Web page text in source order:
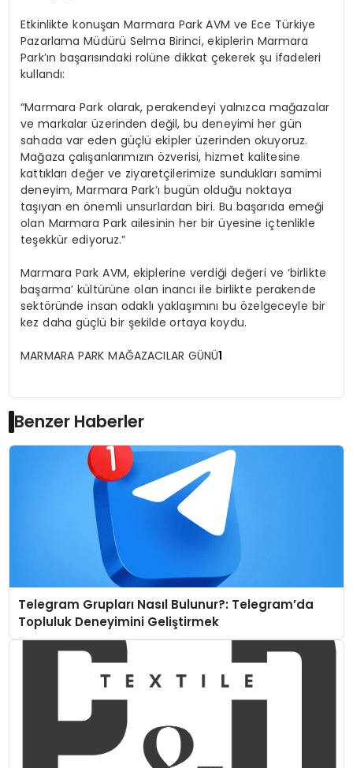
Etkinlikte konuşanMarmara Park AVM ve Ece Türkiye
Pazarlama Müdürü Selma Birinci, ekiplerin Marmara
Park’ın başarısındaki rolüne dikkat çekerek şu ifadeleri
kullandı:
“Marmara Park olarak, perakendeyi yalnızca mağazalar
ve markalar üzerinden değil, bu deneyimi her gün
sahada var eden güçlü ekipler üzerinden okuyoruz.
Mağaza çalışanlarımızın özverisi, hizmet kalitesine
kattıkları değer ve ziyaretçilerimize sundukları samimi
deneyim, Marmara Park’ı bugün olduğu noktaya
taşıyan enönemli unsurlardan biri. Bu başarıda emeği
olan Marmara Park ailesinin her bir üyesine içtenlikle
teşekkür ediyoruz.”
Marmara Park AVM, ekiplerineverdiği değeri ve ‘birlikte
başarma’kültürüne olan inancı ile birlikte perakende
sektöründe insan odaklı yaklaşımını buözelgeceyle bir
kez daha güçlü bir şekilde ortaya koydu.
MARMARA PARK MAĞAZACILAR GÜNÜ1
Benzer Haberler
Telegram Grupları Nasıl Bulunur?: Telegram’da
Topluluk Deneyimini Geliştirmek